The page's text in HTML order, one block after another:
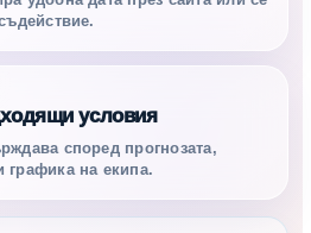
условия
според прогнозата,
графика на екипа.